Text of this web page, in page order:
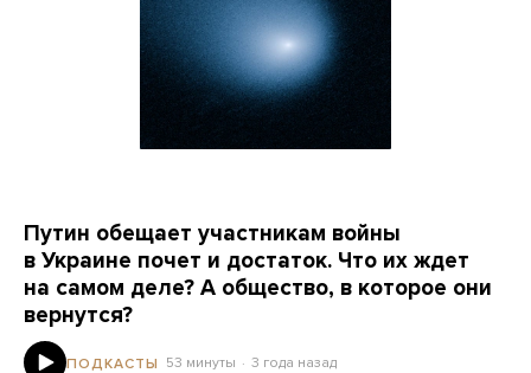
Путин обещает участникам войны
в Украине почет и достаток. Что их ждет
на самом деле? А общество, в которое они
вернутся?
ПОДКАСТЫ 53 минуты 3 года назад